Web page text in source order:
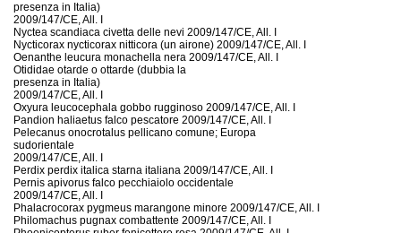
presenza in Italia)
2009/147/CE, All. I
Nyctea scandiaca civetta delle nevi 2009/147/CE, All. I
Nycticorax nycticorax nitticora (un airone) 2009/147/CE, All. I
Oenanthe leucura monachella nera 2009/147/CE, All. I
Otididae otarde o ottarde (dubbia la
presenza in Italia)
2009/147/CE, All. I
Oxyura leucocephala gobbo rugginoso 2009/147/CE, All. I
Pandion haliaetus falco pescatore 2009/147/CE, All. I
Pelecanus onocrotalus pellicano comune; Europa
sudorientale
2009/147/CE, All. I
Perdix perdix italica starna italiana 2009/147/CE, All. I
Pernis apivorus falco pecchiaiolo occidentale
2009/147/CE, All. I
Phalacrocorax pygmeus marangone minore 2009/147/CE, All. I
Philomachus pugnax combattente 2009/147/CE, All. I